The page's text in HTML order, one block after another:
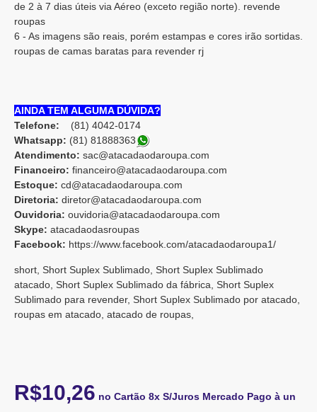
de 2 à 7 dias úteis via Aéreo (exceto região norte). revende
roupas
6 - As imagens são reais, porém estampas e cores irão sortidas.
roupas de camas baratas para revender rj
AINDA TEM ALGUMA DÚVIDA?
Telefone: (81) 4042-0174
Whatsapp: (81) 81888363
Atendimento: sac@atacadaodaroupa.com
Financeiro: financeiro@atacadaodaroupa.com
Estoque: cd@atacadaodaroupa.com
Diretoria: diretor@atacadaodaroupa.com
Ouvidoria: ouvidoria@atacadaodaroupa.com
Skype: atacadaodasroupas
Facebook: https://www.facebook.com/atacadaodaroupa1/
short, Short Suplex Sublimado, Short Suplex Sublimado
atacado, Short Suplex Sublimado da fábrica, Short Suplex
Sublimado para revender, Short Suplex Sublimado por atacado,
roupas em atacado, atacado de roupas,
R$10,26 no Cartão 8x S/Juros Mercado Pago à un